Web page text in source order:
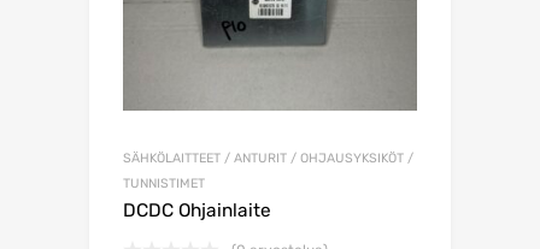
SÄHKÖLAITTEET / ANTURIT / OHJAUSYKSIKÖT /
TUNNISTIMET
DCDC Ohjainlaite